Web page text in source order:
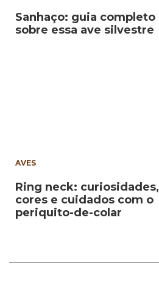
Sanhaço: guia completo
sobre essa ave silvestre
AVES
Ring neck: curiosidades,
cores e cuidados com o
periquito-de-colar